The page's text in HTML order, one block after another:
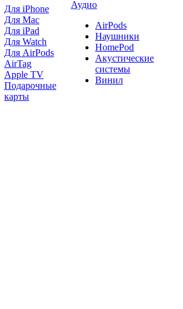
Для iPhone
Для Mac
Для iPad
Для Watch
Для AirPods
AirTag
Apple TV
Подарочные
карты
Аудио
AirPods
Наушники
HomePod
Акустические
системы
Винил